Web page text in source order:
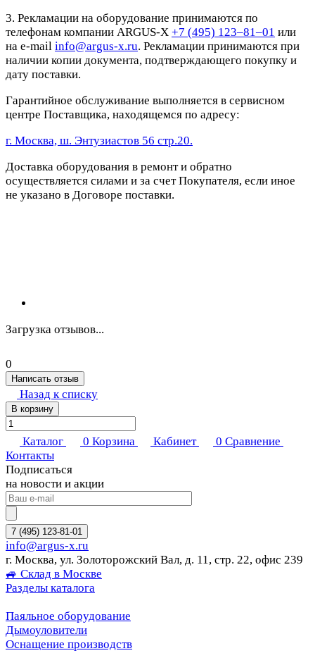
3. Рекламации на оборудование принимаются по
телефонам компании ARGUS-X +7 (495) 123–81–01 или
на e-mail info@argus-x.ru. Рекламации принимаются при
наличии копии документа, подтверждающего покупку и
дату поставки.
Гарантийное обслуживание выполняется в сервисном
центре Поставщика, находящемся по адресу:
г. Москва, ш. Энтузиастов 56 стр.20.
Доставка оборудования в ремонт и обратно
осуществляется силами и за счет Покупателя, если иное
не указано в Договоре поставки.
Загрузка отзывов...
0
Написать отзыв
Назад к списку
В корзину
Каталог 0 Корзина Кабинет 0 Сравнение
Контакты
Подписаться
на новости и акции
7 (495) 123-81-01
info@argus-x.ru
г. Москва, ул. Золоторожский Вал, д. 11, стр. 22, офис 239
🚙 Склад в Москве
Разделы каталога
Паяльное оборудование
Дымоуловители
Оснащение производств